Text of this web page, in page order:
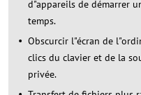
d"appareils de démarrer
temps.
Obscurcir l"écran de
clics du clavier et de la
privée.